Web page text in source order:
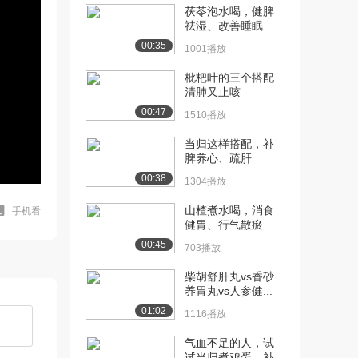
手机看
00:35
茯苓泡水喝，健脾
祛湿、改善睡眠
1001播放
00:47
枇杷叶的三个搭配
清肺又止咳
1510播放
00:38
当归这样搭配，补
脾养心、疏肝
1304播放
00:45
山楂煮水喝，消食
健胃、行气散瘀
703播放
01:02
柴胡舒肝丸vs香砂
养胃丸vs人参健...
1116播放
气血不足的人，试